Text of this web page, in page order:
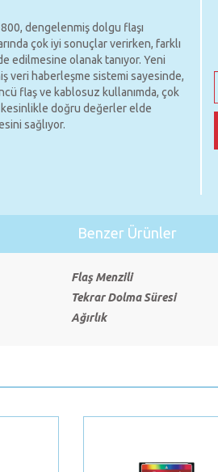
dengelenmiş dolgu flaşı
çok iyi sonuçlar verirken, farklı
edilmesine olanak tanıyor. Yeni
veri haberleşme sistemi sayesinde,
flaş ve kablosuz kullanımda, çok
kesinlikle doğru değerler elde
sağlıyor.
Benzer Ürünler
Flaş Menzili
Tekrar Dolma Süresi
Ağırlık